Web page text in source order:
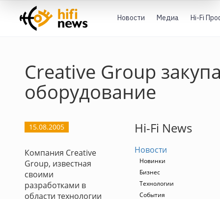
Новости Медиа Hi-Fi
Creative Group
оборудование
15.08.2005
Компания Creative
Group, известная
своими
разработками в
области технологии
Hi-Fi News
Новости
Новинки
Бизнес
Технологии
События